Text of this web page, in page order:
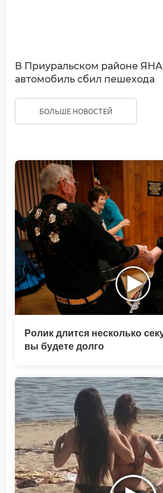
В Приуральском районе
автомобиль сбил пешехода
БОЛЬШЕ НОВОСТЕЙ
Ролик длится несколько
вы будете долго